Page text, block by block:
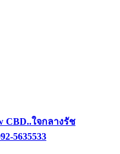
CBD..ใจกลางรัช
5635533